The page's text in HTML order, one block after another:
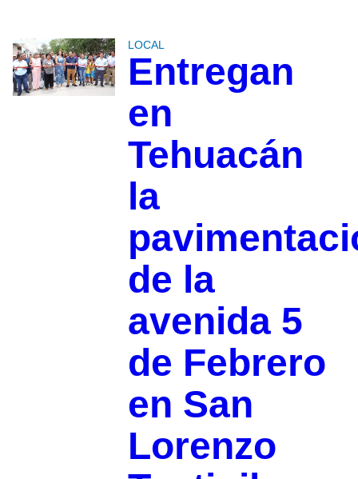
LOCAL
Entregan
en
Tehuacán
la
de la
avenida 5
de Febrero
en San
Lorenzo